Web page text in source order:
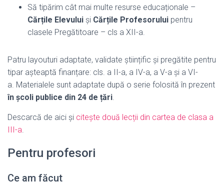
Să tipărim cât mai multe resurse educaționale –
Cărțile Elevului și Cărțile Profesorului pentru
clasele Pregătitoare – cls a XII-a.
Patru layouturi adaptate, validate științific și pregătite pentru
tipar așteaptă finanțare: cls. a II-a, a IV-a, a V-a și a VI-
a. Materialele sunt adaptate după o serie folosită în prezent
în școli publice din 24 de țări.
Descarcă de aici și citește două lecții din cartea de clasa a
III-a.
Pentru profesori
Ce am făcut